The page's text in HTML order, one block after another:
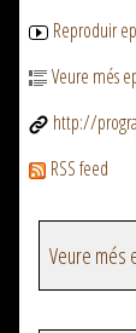
Reproduir
Veure més
http://
RSS feed